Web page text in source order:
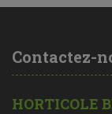
Contactez-
HORTICOLE